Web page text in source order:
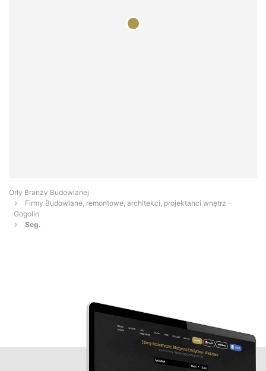
Orły Branży Budowlanej
Firmy Budowlane, remontowe, architekci, projektanci wnętrz -
Gogolin
Seg.